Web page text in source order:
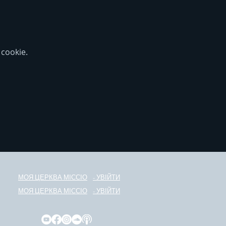
МОЯ ЦЕРКВА МІСС ІО
- УВІЙТИ
МОЯ ЦЕРКВА МІСС ІО - УВІЙТИ